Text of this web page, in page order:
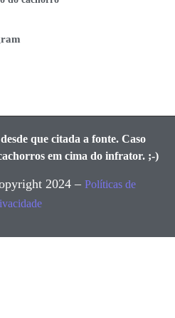
que citada a fonte. Caso
em cima do infrator. ;-)
2024 – Políticas de